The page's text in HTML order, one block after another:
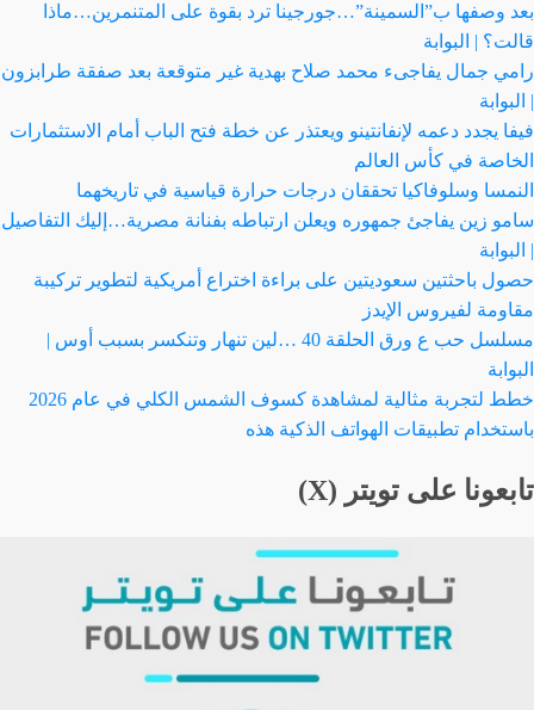
بعد وصفها ب”السمينة”…جورجينا ترد بقوة على المتنمرين…ماذا
قالت؟ | البوابة
رامي جمال يفاجىء محمد صلاح بهدية غير متوقعة بعد صفقة طرابزون
| البوابة
فيفا يجدد دعمه لإنفانتينو ويعتذر عن خطة فتح الباب أمام الاستثمارات
الخاصة في كأس العالم
النمسا وسلوفاكيا تحققان درجات حرارة قياسية في تاريخهما
سامو زين يفاجئ جمهوره ويعلن ارتباطه بفنانة مصرية…إليك التفاصيل
| البوابة
حصول باحثتين سعوديتين على براءة اختراع أمريكية لتطوير تركيبة
مقاومة لفيروس الإيدز
مسلسل حب ع ورق الحلقة 40 …لين تنهار وتنكسر بسبب أوس |
البوابة
خطط لتجربة مثالية لمشاهدة كسوف الشمس الكلي في عام 2026
باستخدام تطبيقات الهواتف الذكية هذه
تابعونا على تويتر (X)